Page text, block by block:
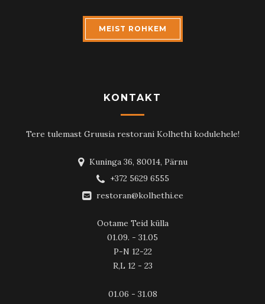
MEIST ROHKEM
KONTAKT
Tere tulemast Gruusia restorani Kolhethi kodulehele!
Kuninga 36, 80014, Pärnu
+372 5629 6555
restoran@kolhethi.ee
Ootame Teid külla
01.09. - 31.05
P-N 12-22
R,L 12 - 23
01.06 - 31.08